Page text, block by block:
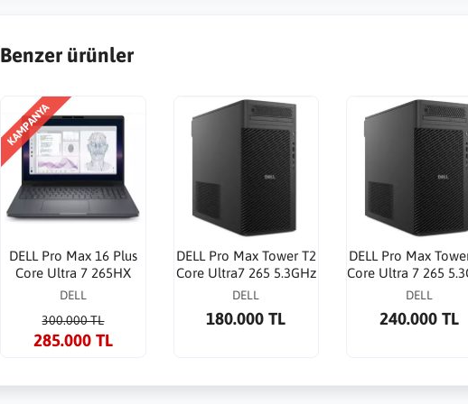
Benzer ürünler
KAMPANYA
DELL Pro Max 16 Plus
Core Ultra 7 265HX
32GB 1TB SSD RTX PRO
DELL
300.000 TL
285.000 TL
DELL Pro Max Tower T2
Core Ultra7 265 5.3GHz
16G 512GB SSD NVIDIA
DELL
180.000 TL
DELL Pro Max
Core Ultra 7 265
16G 512G SSD
DELL
240.000 TL